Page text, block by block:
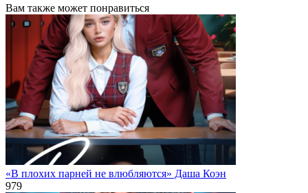
Вам также может понравиться
«В плохих парней не влюбляются» Даша Коэн
979